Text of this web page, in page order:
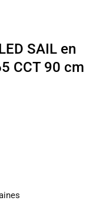
SAIL en
CCT 90 cm